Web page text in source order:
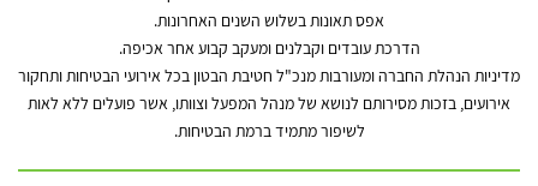
אפס תאונות בשלוש השנים האחרונות.
הדרכת עובדים וקבלנים ומעקב קבוע אחר אכיפה.
מדיניות הנהלת החברה ומעורבות מנכ"ל חטיבת הבטון בכל אירועי הבטיחות ותחקור
אירועים, בזכות מסירותם לנושא של מנהל המפעל וצוותו, אשר פועלים ללא לאות
לשיפור מתמיד ברמת הבטיחות.